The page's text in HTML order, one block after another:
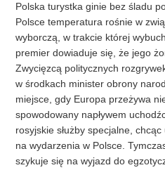
Polska turystka ginie bez śladu
Polsce temperatura rośnie w
wyborczą, w trakcie której
premier dowiaduje się, że jego
Zwycięzcą politycznych
w środkach minister obrony
miejsce, gdy Europa przeżywa
spowodowany napływem
rosyjskie służby specjalne,
na wydarzenia w Polsce.
szykuje się na wyjazd do